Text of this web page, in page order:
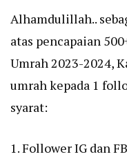
Alhamdulillah..
atas pencapaian
Umrah 2023-2024,
umrah kepada 1
syarat:
1. Follower IG dan